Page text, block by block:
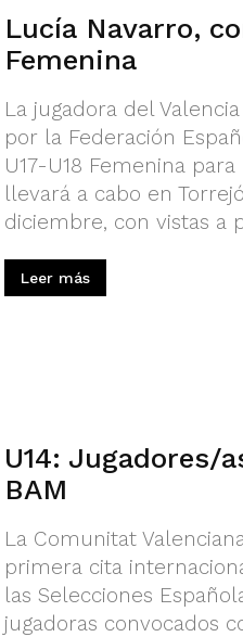
Lucía Navarro,
Femenina
La jugadora del
por la Federación
U17-U18 Femenina
llevará a cabo en
diciembre, con vistas a
Leer más
U14: Jugadores/
BAM
La Comunitat
primera cita
las Selecciones
jugadoras convocados